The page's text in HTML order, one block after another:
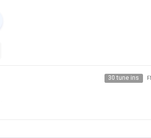
30 tune ins